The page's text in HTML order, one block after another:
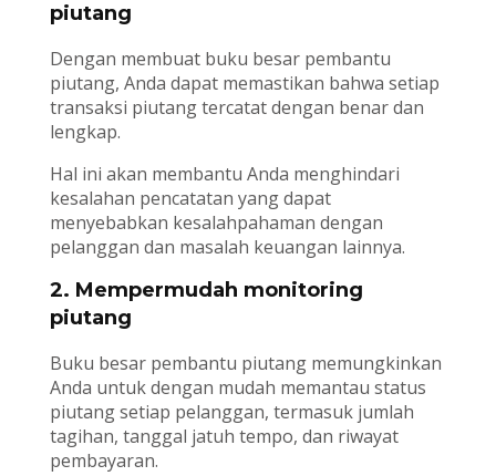
piutang
Dengan membuat buku besar pembantu
piutang, Anda dapat memastikan bahwa setiap
transaksi piutang tercatat dengan benar dan
lengkap.
Hal ini akan membantu Anda menghindari
kesalahan pencatatan yang dapat
menyebabkan kesalahpahaman dengan
pelanggan dan masalah keuangan lainnya.
2. Mempermudah monitoring
piutang
Buku besar pembantu piutang memungkinkan
Anda untuk dengan mudah memantau status
piutang setiap pelanggan, termasuk jumlah
tagihan, tanggal jatuh tempo, dan riwayat
pembayaran.